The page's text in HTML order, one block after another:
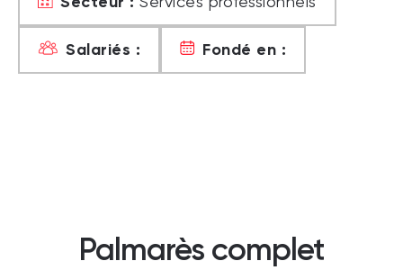
Salariés : Fondé en :
Palmarès complet